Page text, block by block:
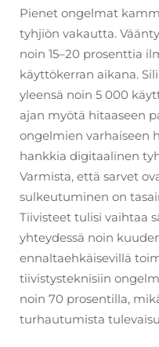
Pienet ongelmat
tyhjiön vakautta.
noin 15–20 prosenttia
käyttökerran aikana.
yleensä noin 5 000
ajan myötä hitaaseen
ongelmien varhaiseen
hankkia digitaalinen
Varmista, että sarvet
sulkeutuminen on
Tiivisteet tulisi vaihtaa
yhteydessä noin
ennaltaehkäisevillä
tiivistysteknisiin
noin 70 prosentilla,
turhautumista